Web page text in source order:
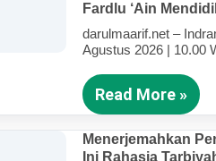
Fardlu ‘Ain
Kandung Di
Mengajar
darulmaarif.net –
Agustus 2026 | 10.00
Read More »
Menerjemahkan
Ini Rahasia